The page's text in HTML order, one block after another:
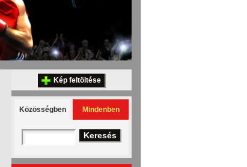
Kép feltöltése
Közösségben Mindenben